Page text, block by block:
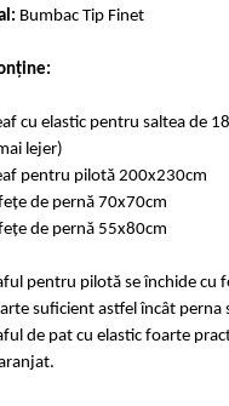
piese
Rabbit
160x200cm
160x200cm
Bumbac Tip Finet
cu elastic pentru saltea de
lejer)
pentru pilotă 200x230cm
de pernă 70x70cm
de pernă 55x80cm
pentru pilotă se închide cu
suficient astfel încât perna
de pat cu elastic foarte